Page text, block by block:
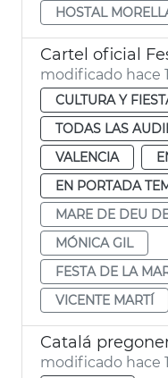
HOSTAL
modificado hace
CULTURA Y
TODAS LAS
VALENCIA
EN PORTADA
MARE DE DEU
MÓNICA GIL
FESTA DE LA
VICENTE MARTÍ
modificado hace